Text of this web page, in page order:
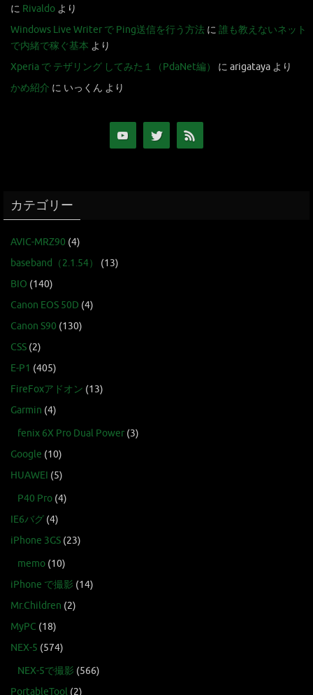
に Rivaldo より
Windows Live Writer で Ping送信を行う方法 に 誰も教えないネット
で内緒で稼ぐ基本 より
Xperia で テザリング してみた１（PdaNet編）
に arigataya より
かめ紹介 に いっくん より
カテゴリー
AVIC-MRZ90 (4)
baseband（2.1.54）
(13)
BIO (140)
Canon EOS 50D (4)
Canon S90 (130)
CSS (2)
E-P1 (405)
FireFoxアドオン (13)
Garmin (4)
fenix 6X Pro Dual Power (3)
Google (10)
HUAWEI (5)
P40 Pro (4)
IE6バグ (4)
iPhone 3GS (23)
memo (10)
iPhone で撮影 (14)
Mr.Children (2)
MyPC (18)
NEX-5 (574)
NEX-5で撮影 (566)
PortableTool (2)